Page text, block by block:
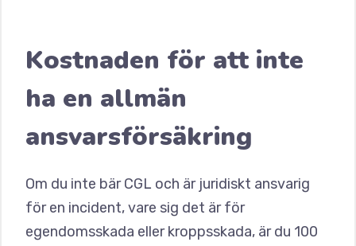
Kostnaden för att inte
ha en allmän
ansvarsförsäkring
Om du inte bär CGL och är juridiskt ansvarig
för en incident, vare sig det är för
egendomsskada eller kroppsskada, är du 100